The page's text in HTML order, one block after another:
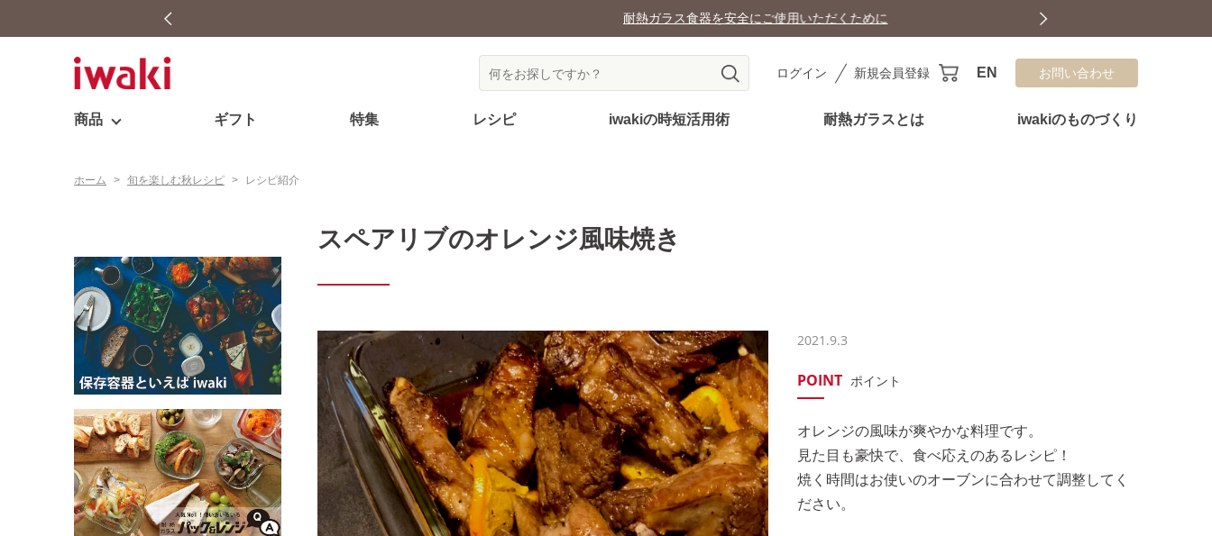
耐熱ガラス食器を安全にご使用いただくために
ログイン 新規会員登録 EN お問い合わせ
商品 ギフト 特集 レシピ iwakiの時短活用術 耐熱ガラスとは iwakiのものづくり
ホーム > 旬を楽しむ秋レシピ > レシピ紹介
スペアリブのオレンジ風味焼き
2021.9.3
POINT ポイント
オレンジの風味が爽やかな料理です。
見た目も豪快で、食べ応えのあるレシピ！
焼く時間はお使いのオーブンに合わせて調整してく
ださい。